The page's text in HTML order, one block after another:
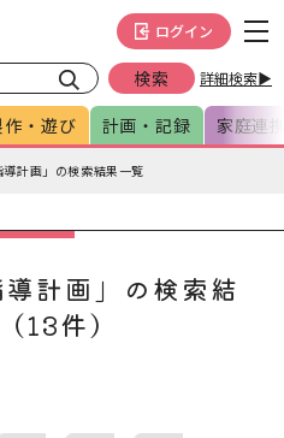
詳細検索▶
ログイン
作・遊び 計画・記録 家庭連
計画」の検索結果一覧
計画」の検索結
13件）